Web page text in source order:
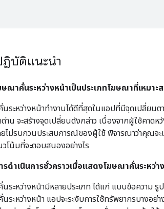
ฏิบัติแนะนำ
ณาคั่นระหว่างหน้าเป็นประเภทโฆษณาที่เหมา
ระหว่างหน้าทำงานได้ดีที่สุดในแอปที่มีจุดเปลี่ยน
าน จะสร้างจุดเปลี่ยนดังกล่าว เนื่องจากผู้ใช้คาดห
ยไม่รบกวนประสบการณ์ของผู้ใช้ พิจารณาว่าคุณจ
โน้มที่จะตอบสนองอย่างไร
ดำเนินการชั่วคราวเมื่อแสดงโฆษณาคั่นระหว่า
ระหว่างหน้ามีหลายประเภท ได้แก่ แบบข้อความ
ระหว่างหน้า แอปจะระงับการใช้ทรัพยากรบางอย่